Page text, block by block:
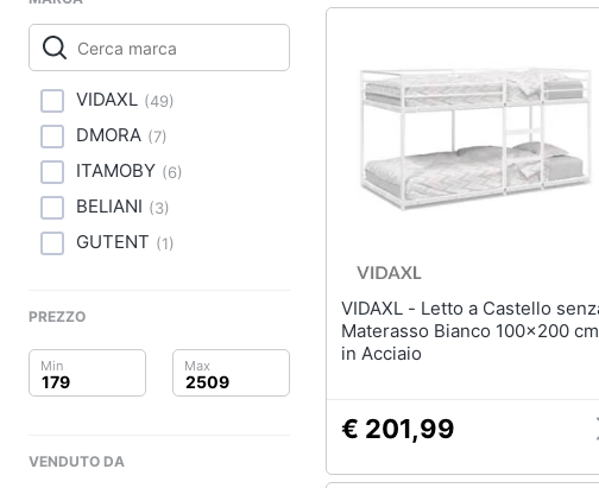
Videogiochi
Audio e musica
Clima
Arredo
Brico e Giardinaggio
Giocattoli
Vedi tutti
Studio e ufficio
Scrivania
Sedie ufficio
Vedi tutti
Complementi e decorazioni
Orologi da parete
VIDAXL (49)
DMORA (7)
ITAMOBY (6)
BELIANI (3)
GUTENT (1)
PREZZO
VENDUTO DA
VIDAXL - Letto a Castello senza
Materasso Bianco 100x200 cm
in Acciaio
€ 201,99